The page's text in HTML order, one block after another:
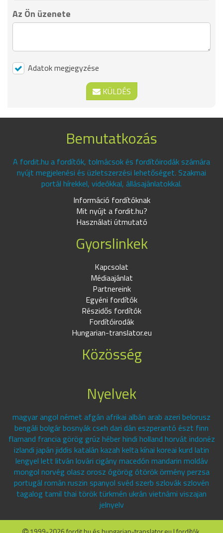
Az Ön üzenete
Adatok megjegyzése
KÜLDÉS
Bemutatkozás
A fordit.hu a fordítók, tolmácsok és fordítóirodák számára
nyújt megjelenési és üzletszerzési lehetőséget. Szakmai
portál hírekkel, videókkal, állásajánlatokkal.
Információ fordítóknak
Mit nyújt a fordit.hu?
Használati útmutató
Gyorslinkek
Kapcsolat
Médiaajánlat
Partnereink
Egyéni fordítók
Részidős fordítók
Fordítóirodák
Hungarian-translator.eu
Közösség
Nyelvek
magyar angol német afgán afrikai albán arab azeri belorusz
bengáli bolgár bosnyák cseh dari dán eszperantó észt finn
flamand francia görög grúz héber hindi holland horvát indonéz
izlandi japán jiddis katalán kazah kelta kínai koreai kurd latin
lengyel lett litván lovári cigány macedón mandarin moldáv
mongol norvég olasz orosz ógörög ótörök örmény perzsa
portugál román ruszin spanyol svéd szerb szlovák szlovén
tagalog tamil thai török türkmén ukrán vietnámi viszajan
jelnyelv